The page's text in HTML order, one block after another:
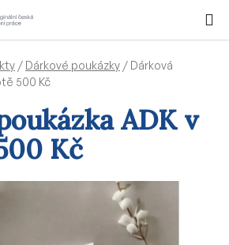
KOŠÍK
/ Dárkové poukázky / Dárková
500 Kč
ADK v
Kč